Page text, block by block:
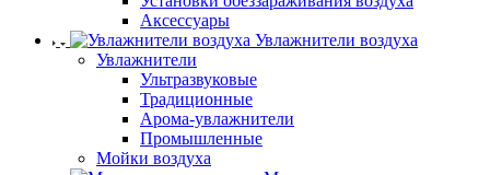
Аксессуары
Увлажнители воздуха
Увлажнители
Ультразвуковые
Традиционные
Арома-увлажнители
Промышленные
Мойки воздуха